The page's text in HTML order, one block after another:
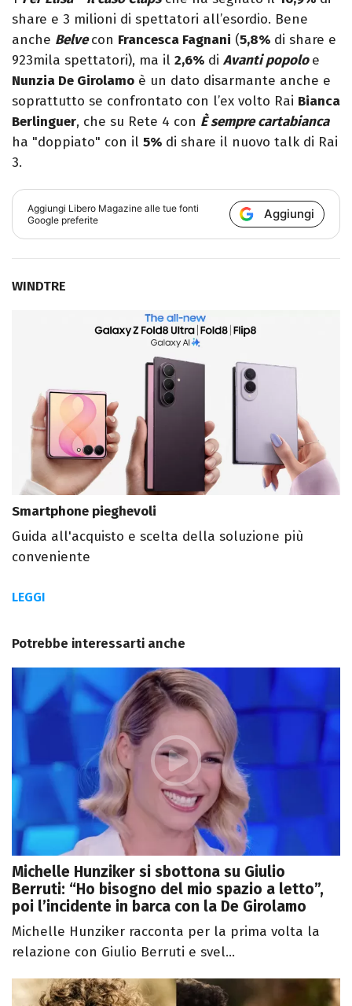
share e 3 milioni di spettatori all’esordio. Bene
anche Belvecon Francesca Fagnani (5,8% di share e
923mila spettatori), ma il 2,6% di Avanti popoloe
Nunzia De Girolamo è un dato disarmante anche e
soprattutto se confrontato con l’ex volto Rai Bianca
Berlinguer, che su Rete 4 con È sempre cartabianca
ha "doppiato" con il 5% di share il nuovo talk di Rai
3.
Aggiungi Libero Magazine alle tue fonti
Google preferite
Aggiungi
WINDTRE
Smartphone pieghevoli
Guida all'acquisto e scelta della soluzione più
conveniente
LEGGI
Potrebbe interessarti anche
Michelle Hunziker si sbottona su Giulio
Berruti: “Ho bisogno del mio spazio a letto”,
poi l’incidente in barca con la De Girolamo
Michelle Hunziker racconta per la prima volta la
relazione con Giulio Berruti e svel...